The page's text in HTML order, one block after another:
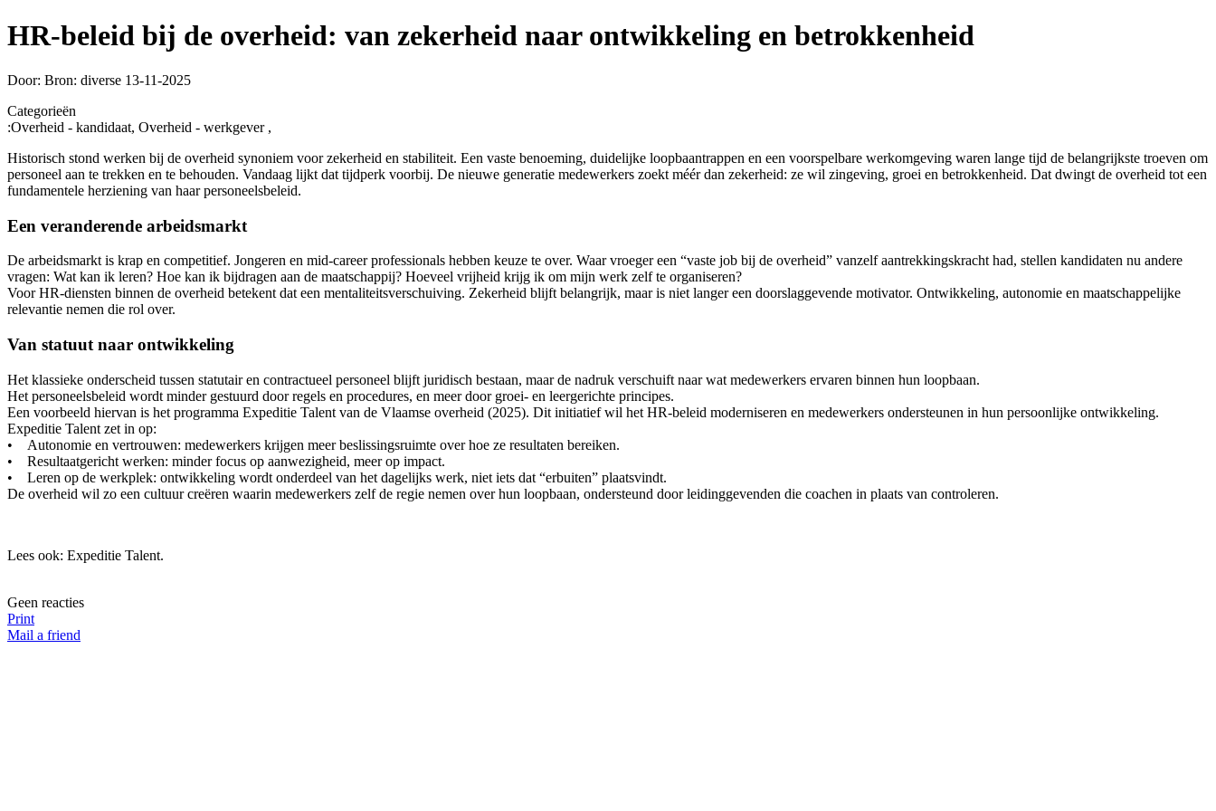
HR-beleid bij de overheid: van zekerheid naar ontwikkeling en betrokkenheid
Door: Bron: diverse 13-11-2025
Categorieën
:Overheid - kandidaat, Overheid - werkgever ,
Historisch stond werken bij de overheid synoniem voor zekerheid en stabiliteit. Een vaste benoeming, duidelijke loopbaantrappen en een voorspelbare werkomgeving waren lange tijd de belangrijkste troeven om
personeel aan te trekken en te behouden. Vandaag lijkt dat tijdperk voorbij. De nieuwe generatie medewerkers zoekt méér dan zekerheid: ze wil zingeving, groei en betrokkenheid. Dat dwingt de overheid tot een
fundamentele herziening van haar personeelsbeleid.
Een veranderende arbeidsmarkt
De arbeidsmarkt is krap en competitief. Jongeren en mid-career professionals hebben keuze te over. Waar vroeger een “vaste job bij de overheid” vanzelf aantrekkingskracht had, stellen kandidaten nu andere
vragen: Wat kan ik leren? Hoe kan ik bijdragen aan de maatschappij? Hoeveel vrijheid krijg ik om mijn werk zelf te organiseren?
Voor HR-diensten binnen de overheid betekent dat een mentaliteitsverschuiving. Zekerheid blijft belangrijk, maar is niet langer een doorslaggevende motivator. Ontwikkeling, autonomie en maatschappelijke
relevantie nemen die rol over.
Van statuut naar ontwikkeling
Het klassieke onderscheid tussen statutair en contractueel personeel blijft juridisch bestaan, maar de nadruk verschuift naar wat medewerkers ervaren binnen hun loopbaan.
Het personeelsbeleid wordt minder gestuurd door regels en procedures, en meer door groei- en leergerichte principes.
Een voorbeeld hiervan is het programma Expeditie Talent van de Vlaamse overheid (2025). Dit initiatief wil het HR-beleid moderniseren en medewerkers ondersteunen in hun persoonlijke ontwikkeling.
Expeditie Talent zet in op:
• Autonomie en vertrouwen: medewerkers krijgen meer beslissingsruimte over hoe ze resultaten bereiken.
• Resultaatgericht werken: minder focus op aanwezigheid, meer op impact.
• Leren op de werkplek: ontwikkeling wordt onderdeel van het dagelijks werk, niet iets dat “erbuiten” plaatsvindt.
De overheid wil zo een cultuur creëren waarin medewerkers zelf de regie nemen over hun loopbaan, ondersteund door leidinggevenden die coachen in plaats van controleren.
Lees ook: Expeditie Talent.
Geen reacties
Print
Mail a friend